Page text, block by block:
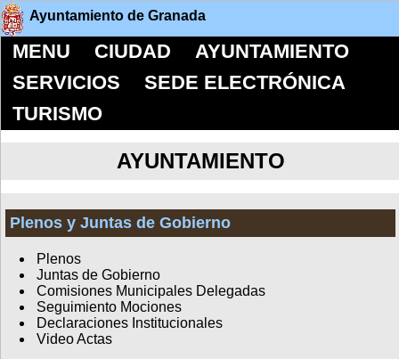
Ayuntamiento de Granada
MENU CIUDAD
AYUNTAMIENTO
SERVICIOS
SEDE ELECTRÓNICA
TURISMO
AYUNTAMIENTO
Plenos y Juntas de Gobierno
Plenos
Juntas de Gobierno
Comisiones Municipales Delegadas
Seguimiento Mociones
Declaraciones Institucionales
Video Actas